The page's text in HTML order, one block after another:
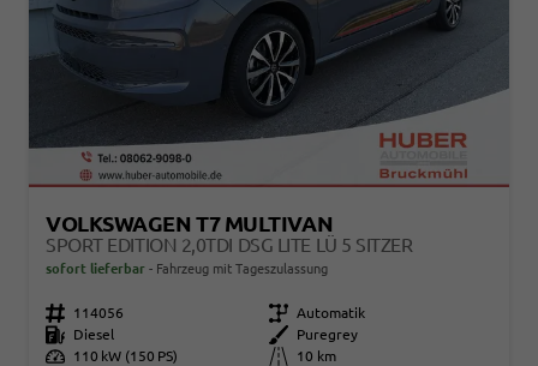
VOLKSWAGEN T7 MULTIVAN
SPORT EDITION 2,0TDI DSG LITE LÜ 5 SITZER
sofort lieferbar Fahrzeug mit Tageszulassung
Fahrzeugnr. 114056 Getriebe Automatik
Kraftstoff
Diesel Außenfarbe
Puregrey
Leistung
110 kW (150 PS) Kilometerstand
10 km